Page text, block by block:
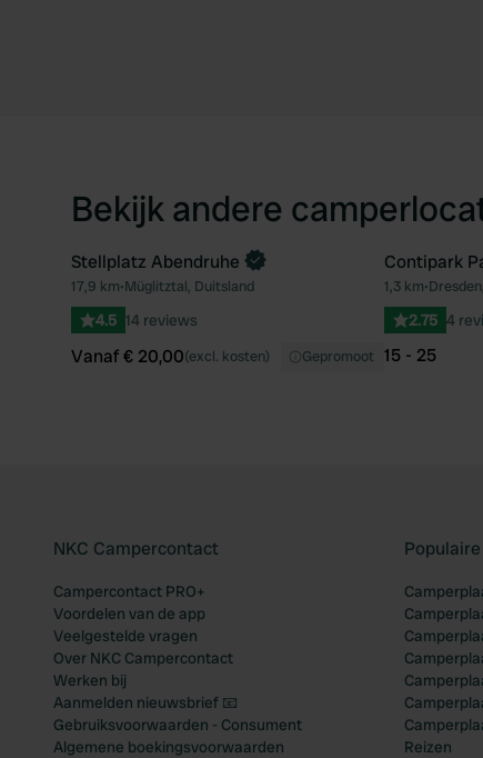
Bekijk andere
Favoriet
Boek direct
Stellplatz Abendruhe
17,9 km•Müglitztal, Duitsland
4.5 14 reviews
Vanaf € 20,00(excl. kosten) Gepromoot
Contipark
1,3 km•
2.75 4
15 - 25
NKC Campercontact
Campercontact PRO+
Voordelen van de app
Veelgestelde vragen
Over NKC Campercontact
Werken bij
Aanmelden nieuwsbrief 📧
Gebruiksvoorwaarden - Consument
Algemene boekingsvoorwaarden
Reizen